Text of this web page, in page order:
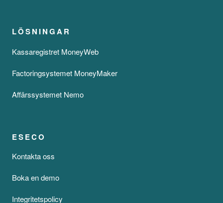
LÖSNINGAR
Kassaregistret MoneyWeb
Factoringsystemet MoneyMaker
Affärssystemet Nemo
ESECO
Kontakta oss
Boka en demo
Integritetspolicy